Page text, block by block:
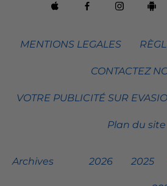
MENTIONS LEGALES
CONTACTEZ
VOTRE PUBLICITÉ SUR
Plan du site
Archives 2026 2025